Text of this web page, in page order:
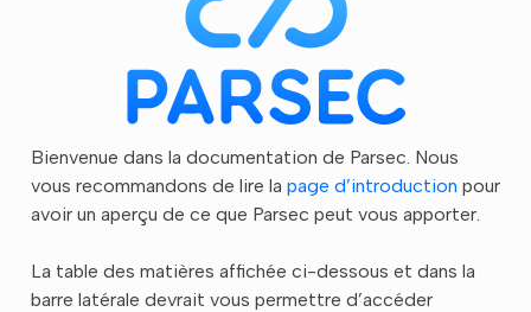
Bienvenue dans la documentation de Parsec. Nous
vous recommandons de lire la page d’introduction pour
avoir un aperçu de ce que Parsec peut vous apporter.
La table des matières affichée ci-dessous et dans la
barre latérale devrait vous permettre d’accéder